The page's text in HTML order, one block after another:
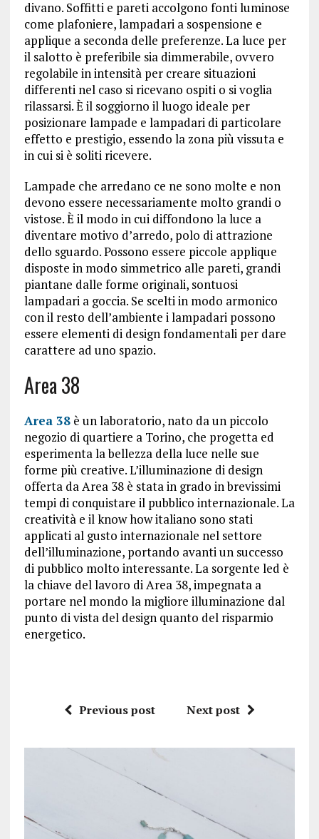
divano. Soffitti e pareti accolgono fonti luminose
come plafoniere, lampadari a sospensione e
applique a seconda delle preferenze. La luce per
il salotto è preferibile sia dimmerabile, ovvero
regolabile in intensità per creare situazioni
differenti nel caso si ricevano ospiti o si voglia
rilassarsi. È il soggiorno il luogo ideale per
posizionare lampade e lampadari di particolare
effetto e prestigio, essendo la zona più vissuta e
in cui si è soliti ricevere.
Lampade che arredano ce ne sono molte e non
devono essere necessariamente molto grandi o
vistose. È il modo in cui diffondono la luce a
diventare motivo d’arredo, polo di attrazione
dello sguardo. Possono essere piccole applique
disposte in modo simmetrico alle pareti, grandi
piantane dalle forme originali, sontuosi
lampadari a goccia. Se scelti in modo armonico
con il resto dell’ambiente i lampadari possono
essere elementi di design fondamentali per dare
carattere ad uno spazio.
Area 38
Area 38è un laboratorio, nato da un piccolo
negozio di quartiere a Torino, che progetta ed
esperimenta la bellezza della luce nelle sue
forme più creative. L’illuminazione di design
offerta da Area 38 è stata in grado in brevissimi
tempi di conquistare il pubblico internazionale. La
creatività e il know how italiano sono stati
applicati al gusto internazionale nel settore
dell’illuminazione, portando avanti un successo
di pubblico molto interessante. La sorgente led è
la chiave del lavoro di Area 38, impegnata a
portare nel mondo la migliore illuminazione dal
punto di vista del design quanto del risparmio
energetico.
Previous post Next post